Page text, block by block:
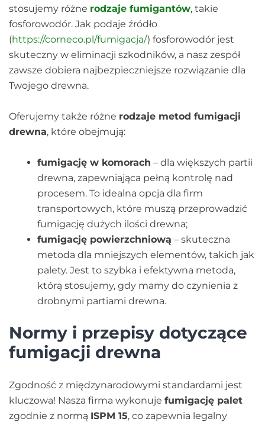
stosujemy różne rodzaje fumigantów, takie
fosforowodór. Jak podaje źródło
(https://corneco.pl/fumigacja/) fosforowodór jest
skuteczny w eliminacji szkodników, a nasz zespół
zawsze dobiera najbezpieczniejsze rozwiązanie dla
Twojego drewna.
Oferujemy także różne rodzaje metod fumigacji
drewna, które obejmują:
fumigację w komorach – dla większych partii
drewna, zapewniająca pełną kontrolę nad
procesem. To idealna opcja dla firm
transportowych, które muszą przeprowadzić
fumigację dużych ilości drewna;
fumigację powierzchniową – skuteczna
metoda dla mniejszych elementów, takich jak
palety. Jest to szybka i efektywna metoda,
którą stosujemy, gdy mamy do czynienia z
drobnymi partiami drewna.
Normy i przepisy dotyczące
fumigacji drewna
Zgodność z międzynarodowymi standardami jest
kluczowa! Nasza firma wykonuje fumigację palet
zgodnie z normą ISPM 15, co zapewnia legalny